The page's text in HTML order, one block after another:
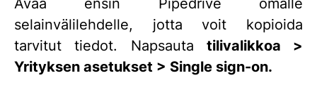
Avaa ensin Pipedrive omalle
selainvälilehdelle, jotta voit kopioida
tarvitut tiedot. Napsauta tilivalikkoa >
Yrityksen asetukset > Single sign-on.